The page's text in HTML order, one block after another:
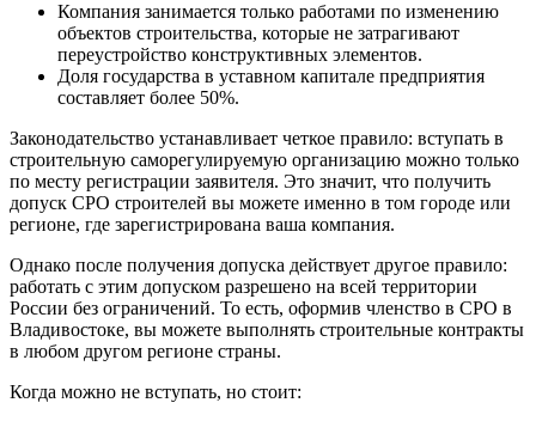
Компания занимается только работами по изменению
объектов строительства, которые не затрагивают
переустройство конструктивных элементов.
Доля государства в уставном капитале предприятия
составляет более 50%.
Законодательство устанавливает четкое правило: вступать в
строительную саморегулируемую организацию можно только
по месту регистрации заявителя. Это значит, что получить
допуск СРО строителей вы можете именно в том городе или
регионе, где зарегистрирована ваша компания.
Однако после получения допуска действует другое правило:
работать с этим допуском разрешено на всей территории
России без ограничений. То есть, оформив членство в СРО в
Владивостоке, вы можете выполнять строительные контракты
в любом другом регионе страны.
Когда можно не вступать, но стоит: